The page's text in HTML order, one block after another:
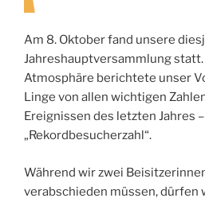
Am 8. Oktober fand unsere
Jahreshauptversammlung
Atmosphäre berichtete unser
Linge von allen wichtigen
Ereignissen des letzten Jahres
„Rekordbesucherzahl“.
Während wir zwei
verabschieden müssen, dürfen